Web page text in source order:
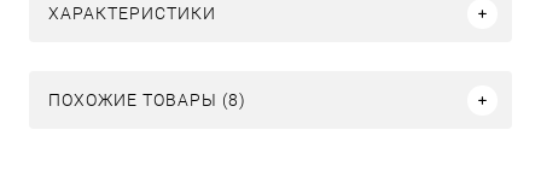
ХАРАКТЕРИСТИКИ
ПОХОЖИЕ ТОВАРЫ (8)